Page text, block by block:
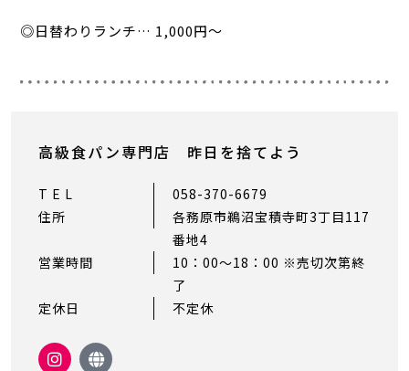
◎日替わりランチ… 1,000円〜
高級食パン専門店 昨日を捨てよう
T E L
058-370-6679
住所
各務原市鵜沼宝積寺町3丁目117
番地4
営業時間
10：00～18：00 ※売切次第終
了
定休日
不定休